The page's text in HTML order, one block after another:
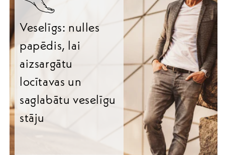
Veselīgs: nulles
papēdis, lai
aizsargātu
locītavas un
saglabātu veselīgu
stāju